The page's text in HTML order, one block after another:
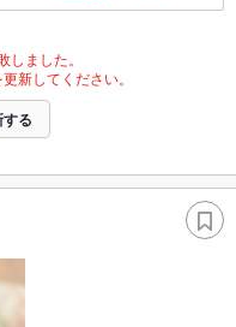
ました。
新してください。
る